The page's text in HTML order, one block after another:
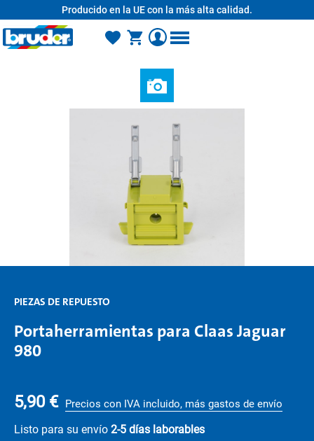
Producido en la UE con la más alta calidad.
PIEZAS DE REPUESTO
Portaherramientas para Claas Jaguar
980
5,90 € Precios con IVA incluido, más gastos de envío
Listo para su envío 2-5 días laborables